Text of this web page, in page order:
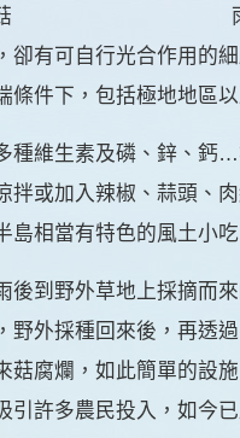
卻有可自行光合作用的
條件下，包括極地地區
種維生素及磷、鋅、鈣
拌或加入辣椒、蒜頭、
島相當有特色的風土小
後到野外草地上採摘而
野外採種回來後，再透
菇腐爛，如此簡單的設
引許多農民投入，如今